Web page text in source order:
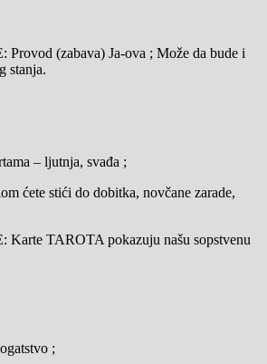
(zabava) Ja-ova ; Može da bude i
stanja.
– ljutnja, svađa ;
ćete stići do dobitka, novčane zarade,
TAROTA pokazuju našu sopstvenu
;